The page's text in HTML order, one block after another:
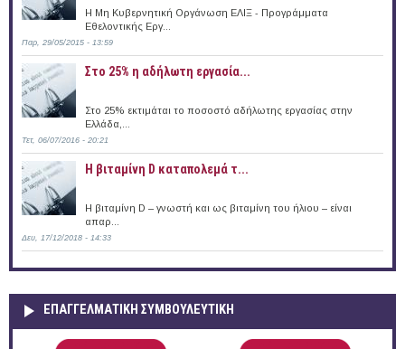
Η Μη Κυβερνητική Οργάνωση ΕΛΙΞ - Προγράμματα
Εθελοντικής Εργ...
Παρ, 29/05/2015 - 13:59
Στο 25% η αδήλωτη εργασία...
Στο 25% εκτιμάται το ποσοστό αδήλωτης εργασίας στην
Ελλάδα,...
Τετ, 06/07/2016 - 20:21
Η βιταμίνη D καταπολεμά τ...
Η βιταμίνη D – γνωστή και ως βιταμίνη του ήλιου – είναι
απαρ...
Δευ, 17/12/2018 - 14:33
ΕΠΑΓΓΕΛΜΑΤΙΚΉ ΣΥΜΒΟΥΛΕΥΤΙΚΉ